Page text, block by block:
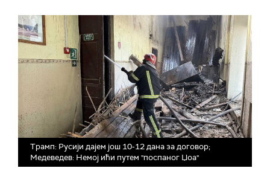
Трамп: Русији дајем још 10-12 дана за договор;
Медеведев: Немој ићи путем "поспаног Џоа"